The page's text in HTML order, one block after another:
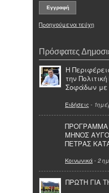
Προηγούμενα τεύχη
Πρόσφατες
Η
την
Σοφάδων με
Ειδήσεις -
ΠΡΟΓΡΑΜΜΑ
ΜΗΝΟΣ
ΠΕΤΡΑΣ
Κοινωνικά- 2
ΠΡΩΤΗ ΓΙΑ